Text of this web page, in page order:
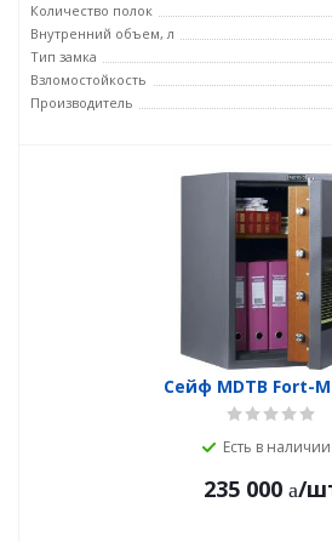
Количество полок
Внутренний объем, л
Тип замка
Взломостойкость
Производитель
Сейф MDTB Fort-M
Есть в наличии
235 000 /